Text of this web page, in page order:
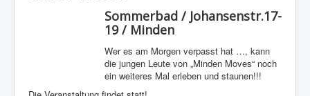
Sommerbad / Johansenstr.17-
19 / Minden
Wer es am Morgen verpasst hat …, kann
die jungen Leute von „Minden Moves“ noch
ein weiteres Mal erleben und staunen!!!